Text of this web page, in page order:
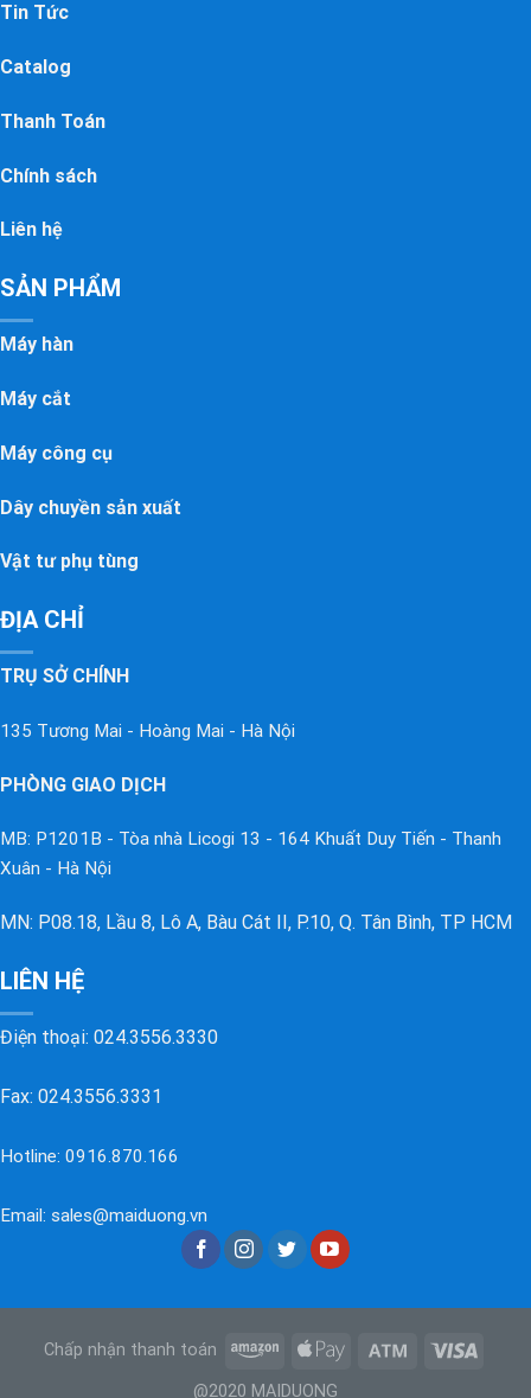
Tin Tức
Catalog
Thanh Toán
Chính sách
Liên hệ
SẢN PHẨM
Máy hàn
Máy cắt
Máy công cụ
Dây chuyền sản xuất
Vật tư phụ tùng
ĐỊA CHỈ
TRỤ SỞ CHÍNH
135 Tương Mai - Hoàng Mai - Hà Nội
PHÒNG GIAO DỊCH
MB: P1201B - Tòa nhà Licogi 13 - 164 Khuất Duy Tiến - Thanh
Xuân - Hà Nội
MN: P08.18, Lầu 8, Lô A, Bàu Cát II, P.10, Q. Tân Bình, TP HCM
LIÊN HỆ
Điện thoại: 024.3556.3330
Fax: 024.3556.3331
Hotline: 0916.870.166
Email: sales@maiduong.vn
Chấp nhận thanh toán
@2020 MAIDUONG